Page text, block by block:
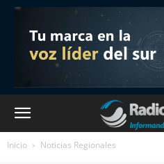
Inicio Noticias Regionales